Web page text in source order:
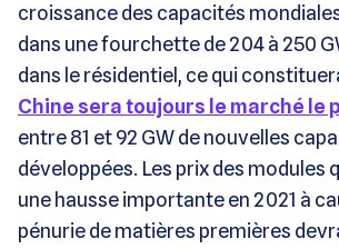
croissance des capacités
dans une fourchette de 204 à 250
dans le résidentiel, ce qui
Chine sera toujours le marché le
entre 81 et 92 GW de nouvelles
développées. Les prix des modules
une hausse importante en 2021 à
pénurie de matières premières